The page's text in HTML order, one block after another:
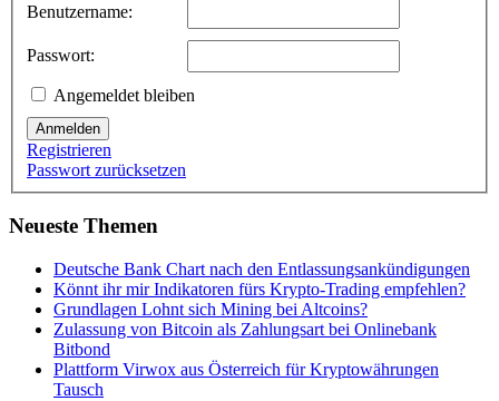
Benutzername:
Passwort:
Angemeldet bleiben
Anmelden
Registrieren
Passwort zurücksetzen
Neueste Themen
Deutsche Bank Chart nach den Entlassungsankündigungen
Könnt ihr mir Indikatoren fürs Krypto-Trading empfehlen?
Grundlagen Lohnt sich Mining bei Altcoins?
Zulassung von Bitcoin als Zahlungsart bei Onlinebank
Bitbond
Plattform Virwox aus Österreich für Kryptowährungen
Tausch